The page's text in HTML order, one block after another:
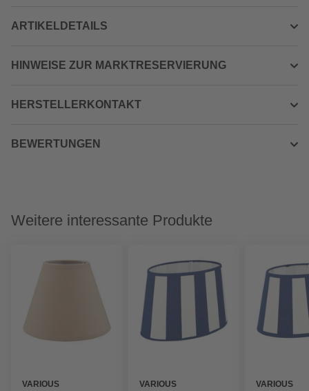
ARTIKELDETAILS
HINWEISE ZUR MARKTRESERVIERUNG
HERSTELLERKONTAKT
BEWERTUNGEN
Weitere interessante Produkte
VARIOUS
VARIOUS
VARIOUS